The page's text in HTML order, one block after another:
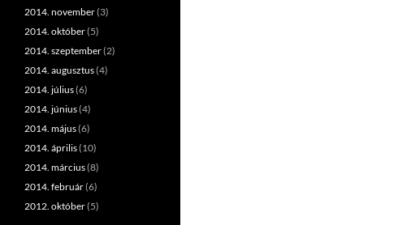
2014. november(3)
2014. október(5)
2014. szeptember(2)
2014. augusztus(4)
2014. július(6)
2014. június(4)
2014. május(6)
2014. április(10)
2014. március(8)
2014. február(6)
2012. október(5)